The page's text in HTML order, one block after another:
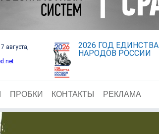
7 августа,
2026 ГОД ЕДИНСТВА
НАРОДОВ РОССИИ
ПРОБКИ КОНТАКТЫ РЕКЛАМА